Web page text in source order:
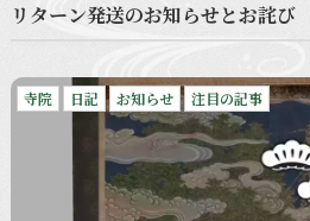
リターン発送のお知らせとお詫び
寺院 日記 お知らせ 注目の記事